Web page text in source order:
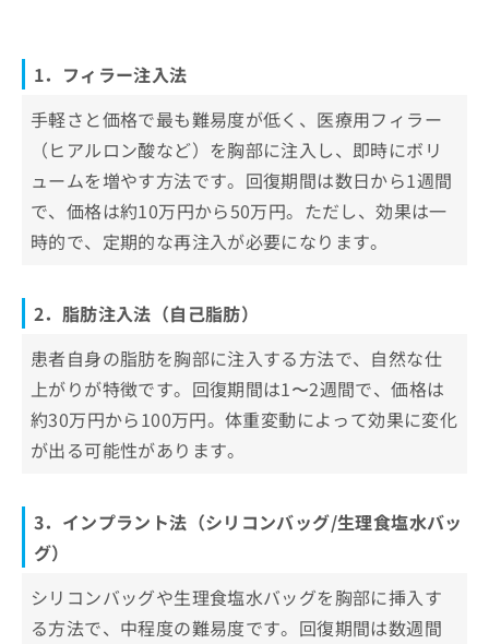
1．フィラー注入法
手軽さと価格で最も難易度が低く、医療用フィラー
（ヒアルロン酸など）を胸部に注入し、即時にボリ
ュームを増やす方法です。回復期間は数日から1週間
で、価格は約10万円から50万円。ただし、効果は一
時的で、定期的な再注入が必要になります。
2．脂肪注入法（自己脂肪）
患者自身の脂肪を胸部に注入する方法で、自然な仕
上がりが特徴です。回復期間は1〜2週間で、価格は
約30万円から100万円。体重変動によって効果に変化
が出る可能性があります。
3．インプラント法（シリコンバッグ/生理食塩水バッ
グ）
シリコンバッグや生理食塩水バッグを胸部に挿入す
る方法で、中程度の難易度です。回復期間は数週間